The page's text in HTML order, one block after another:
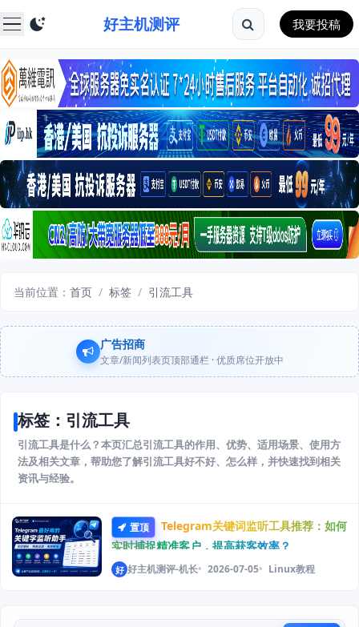
好主机测评 我要投稿
当前位置： 首页 / 标签 / 引流工具
广告招商
文章/新闻列表页顶部通栏 · 优质席位开放中
标签：引流工具
引流工具是什么？本页汇总引流工具的作用、优势、适用场景、使用方
法及相关文章，帮助您了解引流工具好不好、怎么样，并快速找到相关
资讯与经验。
置顶
Telegram关键词监听工具推荐：如何
实时捕捉精准客户，提高获客效率？
好 好主机测评-机长 2026-07-05 Linux教程